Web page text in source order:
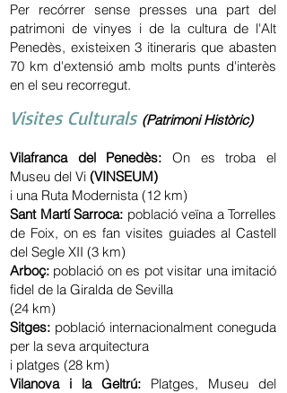
Per recórrer sense presses una part del
patrimoni de vinyes i de la cultura de l'Alt
Penedès, existeixen 3 itineraris que abasten
70 km d'extensió amb molts punts d'interès
en el seu recorregut.
Visites Culturals (Patrimoni Històric)
Vilafranca del Penedès: On es troba el
Museu del Vi (VINSEUM)
i una Ruta Modernista (12 km)
Sant Martí Sarroca: població veïna a Torrelles
de Foix, on es fan visites guiades al Castell
del Segle XII (3 km)
Arboç: població on es pot visitar una imitació
fidel de la Giralda de Sevilla
(24 km)
Sitges: població internacionalment coneguda
per la seva arquitectura
i platges (28 km)
Vilanova i la Geltrú: Platges, Museu del